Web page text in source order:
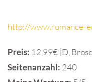
http://www.romance-
Preis: 12,99€ [D,
Seitenanzahl: 240